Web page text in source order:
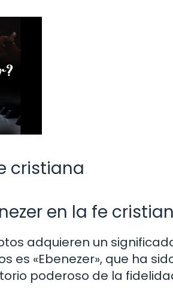
cristiana
en la fe
adquieren un
es «Ebenezer», que ha
poderoso de la